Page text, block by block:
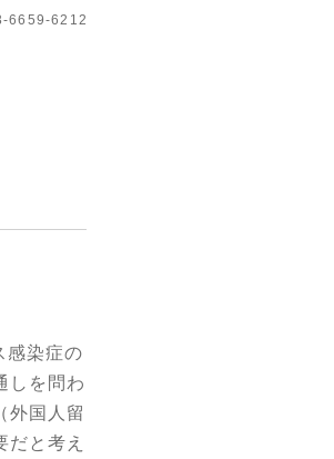
6659-6212
感染症の
しを問わ
外国人留
と考え